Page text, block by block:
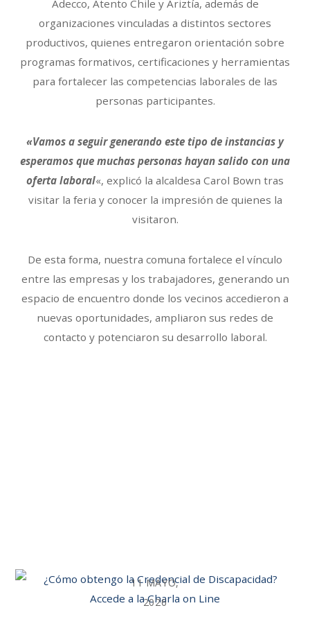
Adecco, Atento Chile y Ariztía, además de
organizaciones vinculadas a distintos sectores
productivos, quienes entregaron orientación sobre
programas formativos, certificaciones y herramientas
para fortalecer las competencias laborales de las
personas participantes.
«Vamos a seguir generando este tipo de instancias y
esperamos que muchas personas hayan salido con una
oferta laboral«, explicó la alcaldesa Carol Bown tras
visitar la feria y conocer la impresión de quienes la
visitaron.
De esta forma, nuestra comuna fortalece el vínculo
entre las empresas y los trabajadores, generando un
espacio de encuentro donde los vecinos accedieron a
nuevas oportunidades, ampliaron sus redes de
contacto y potenciaron su desarrollo laboral.
11 MAYO,
2026